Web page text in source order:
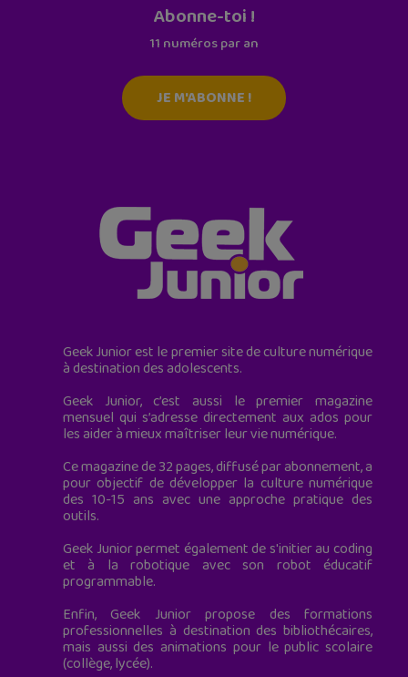
Abonne-toi !
11 numéros par an
JE M'ABONNE !
Geek Junior est le premier site de culture numérique
à destination des adolescents.
Geek Junior, c’est aussi le premier magazine
mensuel qui s’adresse directement aux ados pour
les aider à mieux maîtriser leur vie numérique.
Ce magazine de 32 pages, diffusé par abonnement, a
pour objectif de développer la culture numérique
des 10-15 ans avec une approche pratique des
outils.
Geek Junior permet également de s'initier au coding
et à la robotique avec son robot éducatif
programmable.
Enfin, Geek Junior propose des formations
professionnelles à destination des bibliothécaires,
mais aussi des animations pour le public scolaire
(collège, lycée).